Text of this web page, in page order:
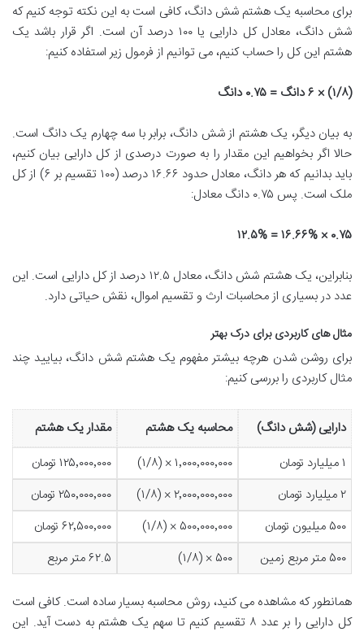
برای محاسبه یک هشتم شش دانگ، کافی است به این نکته توجه کنیم که
شش دانگ، معادل کل دارایی یا ۱۰۰ درصد آن است. اگر قرار باشد یک
هشتم این کل را حساب کنیم، می توانیم از فرمول زیر استفاده کنیم:
(۱/۸) × ۶ دانگ = ۰.۷۵ دانگ
به بیان دیگر، یک هشتم از شش دانگ، برابر با سه چهارم یک دانگ است.
حالا اگر بخواهیم این مقدار را به صورت درصدی از کل دارایی بیان کنیم،
باید بدانیم که هر دانگ، معادل حدود ۱۶.۶۶ درصد (۱۰۰ تقسیم بر ۶) از کل
ملک است. پس ۰.۷۵ دانگ معادل:
۰.۷۵ × ۱۶.۶۶% = ۱۲.۵%
بنابراین، یک هشتم شش دانگ، معادل ۱۲.۵ درصد از کل دارایی است. این
عدد در بسیاری از محاسبات ارث و تقسیم اموال، نقش حیاتی دارد.
مثال های کاربردی برای درک بهتر
برای روشن شدن هرچه بیشتر مفهوم یک هشتم شش دانگ، بیایید چند
مثال کاربردی را بررسی کنیم:
دارایی (شش دانگ) محاسبه یک هشتم
مقدار یک هشتم
۱ میلیارد تومان
۱٬۰۰۰٬۰۰۰٬۰۰۰ × (۱/۸)
۱۲۵٬۰۰۰٬۰۰۰ تومان
۲ میلیارد تومان
۲٬۰۰۰٬۰۰۰٬۰۰۰ × (۱/۸)
۲۵۰٬۰۰۰٬۰۰۰ تومان
۵۰۰ میلیون تومان
۵۰۰٬۰۰۰٬۰۰۰ × (۱/۸)
۶۲٬۵۰۰٬۰۰۰ تومان
۵۰۰ متر مربع زمین
۵۰۰ × (۱/۸) ۶۲.۵ متر مربع
همانطور که مشاهده می کنید، روش محاسبه بسیار ساده است. کافی است
کل دارایی را بر عدد ۸ تقسیم کنیم تا سهم یک هشتم به دست آید. این